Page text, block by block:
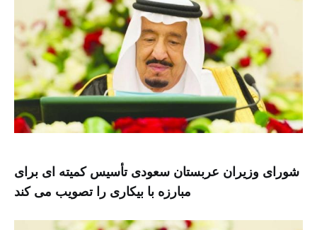
شورای وزیران عربستان سعودی تأسیس کمیته ای برای
مبارزه با بیکاری را تصویب می کند